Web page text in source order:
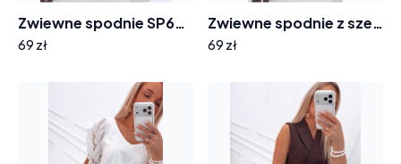
Zwiewne spodnie SP623 z paskiem
69 zł
Zwiewne spodnie z szeroką gumą SP953 ściągacz
69 zł